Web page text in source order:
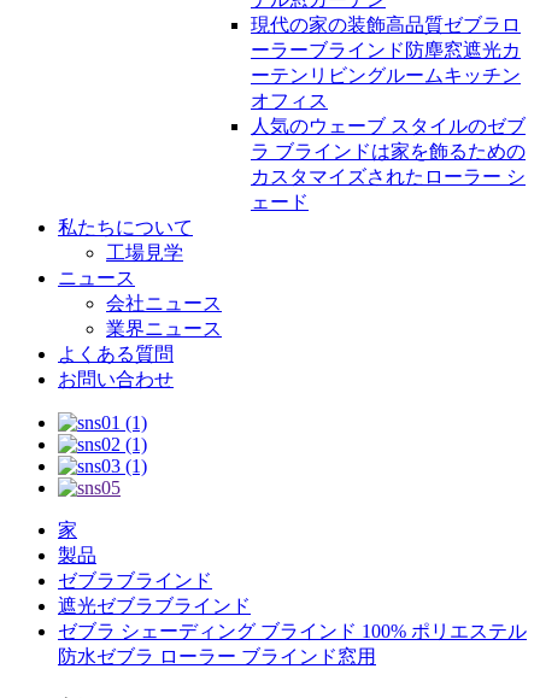
現代の家の装飾高品質ゼブラロ
ーラーブラインド防塵窓遮光カ
ーテンリビングルームキッチン
オフィス
人気のウェーブ スタイルのゼブ
ラ ブラインドは家を飾るための
カスタマイズされたローラー シ
ェード
私たちについて
工場見学
ニュース
会社ニュース
業界ニュース
よくある質問
お問い合わせ
家
製品
ゼブラブラインド
遮光ゼブラブラインド
ゼブラ シェーディング ブラインド 100% ポリエステル
防水ゼブラ ローラー ブラインド窓用